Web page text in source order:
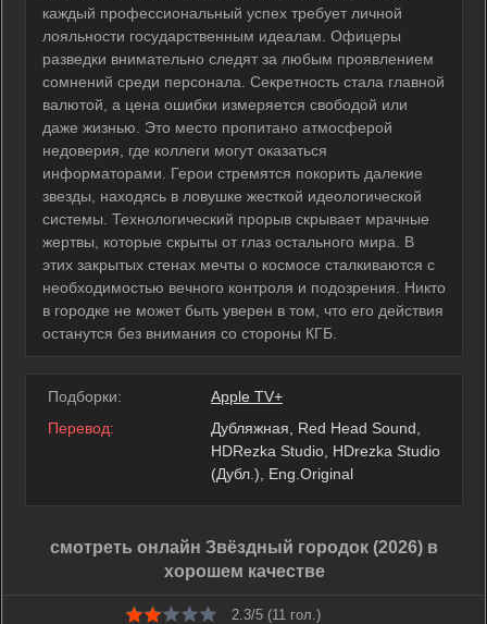
каждый профессиональный успех требует личной
лояльности государственным идеалам. Офицеры
разведки внимательно следят за любым проявлением
сомнений среди персонала. Секретность стала главной
валютой, а цена ошибки измеряется свободой или
даже жизнью. Это место пропитано атмосферой
недоверия, где коллеги могут оказаться
информаторами. Герои стремятся покорить далекие
звезды, находясь в ловушке жесткой идеологической
системы. Технологический прорыв скрывает мрачные
жертвы, которые скрыты от глаз остального мира. В
этих закрытых стенах мечты о космосе сталкиваются с
необходимостью вечного контроля и подозрения. Никто
в городке не может быть уверен в том, что его действия
останутся без внимания со стороны КГБ.
Подборки:
Apple TV+
Перевод:
Дубляжная, Red Head Sound,
HDRezka Studio, HDrezka Studio
(Дубл.), Eng.Original
смотреть онлайн Звёздный городок (2026) в
хорошем качестве
2.3/5 (11гол.)